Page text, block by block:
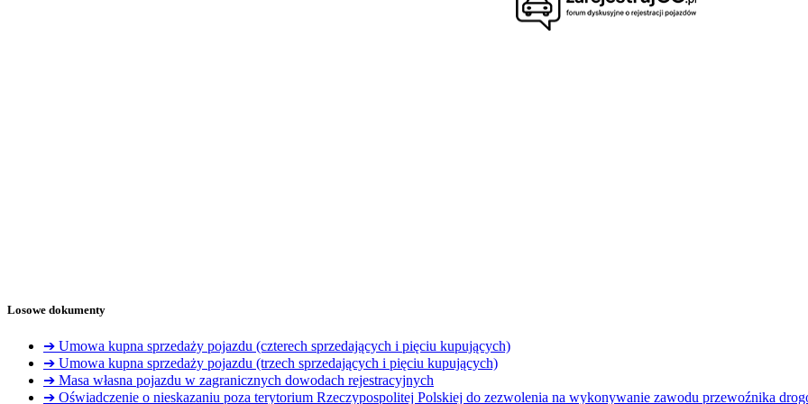
Losowe dokumenty
➔ Umowa kupna sprzedaży pojazdu (czterech sprzedających i pięciu kupujących)
➔ Umowa kupna sprzedaży pojazdu (trzech sprzedających i pięciu kupujących)
➔ Masa własna pojazdu w zagranicznych dowodach rejestracyjnych
➔ Oświadczenie o nieskazaniu poza terytorium Rzeczypospolitej Polskiej do zezwolenia na wykonywanie zawodu przewoźnika